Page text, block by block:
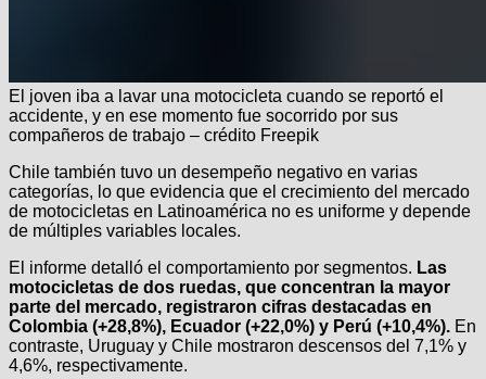
El joven iba a lavar una motocicleta cuando se reportó el
accidente, y en ese momento fue socorrido por sus
compañeros de trabajo – crédito Freepik
Chile también tuvo un desempeño negativo en varias
categorías, lo que evidencia que el crecimiento del mercado
de motocicletas en Latinoamérica no es uniforme y depende
de múltiples variables locales.
El informe detalló el comportamiento por segmentos. Las
motocicletas de dos ruedas, que concentran la mayor
parte del mercado, registraron cifras destacadas en
Colombia (+28,8%), Ecuador (+22,0%) y Perú (+10,4%). En
contraste, Uruguay y Chile mostraron descensos del 7,1% y
4,6%, respectivamente.